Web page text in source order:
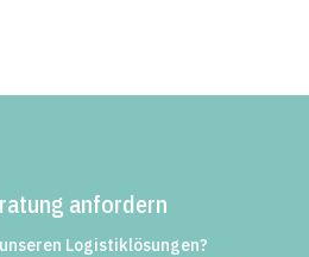
anfordern
Logistiklösungen?